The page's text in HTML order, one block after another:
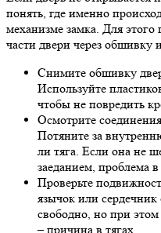
понять, где именно
механизме замка. Для этого
части двери через обшивку
Снимите обшивку
Используйте
чтобы не повредить
Осмотрите
Потяните за
ли тяга. Если она не
заеданием, проблема
Проверьте
язычок или сердечник
свободно, но при
– причина в тягах.